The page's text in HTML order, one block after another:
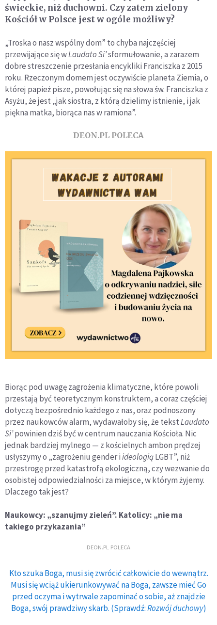
świeckie, niż duchowni. Czy zatem zielony
Kościół w Polsce jest w ogóle możliwy?
„Troska o nasz wspólny dom” to chyba najczęściej
przewijające się wLaudato Si’sformułowanie, a zarazem
dobre streszczenie przesłania encykliki Franciszka z 2015
roku. Rzeczonym domem jest oczywiście planeta Ziemia, o
której papież pisze, powołując się na słowa św. Franciszka z
Asyżu, że jest „jak siostra, z którą dzielimy istnienie, i jak
piękna matka, biorąca nas w ramiona”.
DEON.PL POLECA
Biorąc pod uwagę zagrożenia klimatyczne, które powoli
przestają być teoretycznym konstruktem, a coraz częściej
dotyczą bezpośrednio każdego z nas, oraz podnoszony
przez naukowców alarm, wydawałoby się, że tekstLaudato
Si’powinien dziś być w centrum nauczania Kościoła. Nic
jednak bardziej mylnego — z kościelnych ambon prędzej
usłyszymy o „zagrożeniu gender iideologiąLGBT”, niż
przestrogę przed katastrofą ekologiczną, czy wezwanie do
osobistej odpowiedzialności za miejsce, w którym żyjemy.
Dlaczego tak jest?
Naukowcy: „szanujmy zieleń”. Katolicy: „nie ma
takiego przykazania”
DEON.PL POLECA
Kto szuka Boga, musi się zwrócić całkowicie do wewnątrz.
Musi się wciąż ukierunkowywać na Boga, zawsze mieć Go
przed oczyma i wytrwale zapominać o sobie, aż znajdzie
Boga, swój prawdziwy skarb. (Sprawdź:Rozwój duchowy)